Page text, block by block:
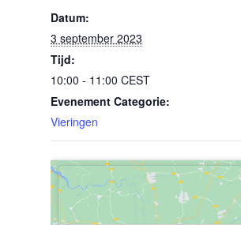
Datum:
3 september 2023
Tijd:
10:00 - 11:00 CEST
Evenement Categorie:
Vieringen